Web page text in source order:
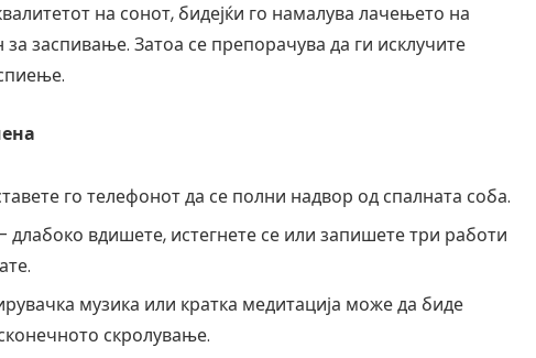
на сонот, бидејќи го намалува лачењето на
заспивање. Затоа се препорачува да ги исклучите
го телефонот да се полни надвор од спалната соба.
длабоко вдишете, истегнете се или запишете три работи
музика или кратка медитација може да биде
скролување.